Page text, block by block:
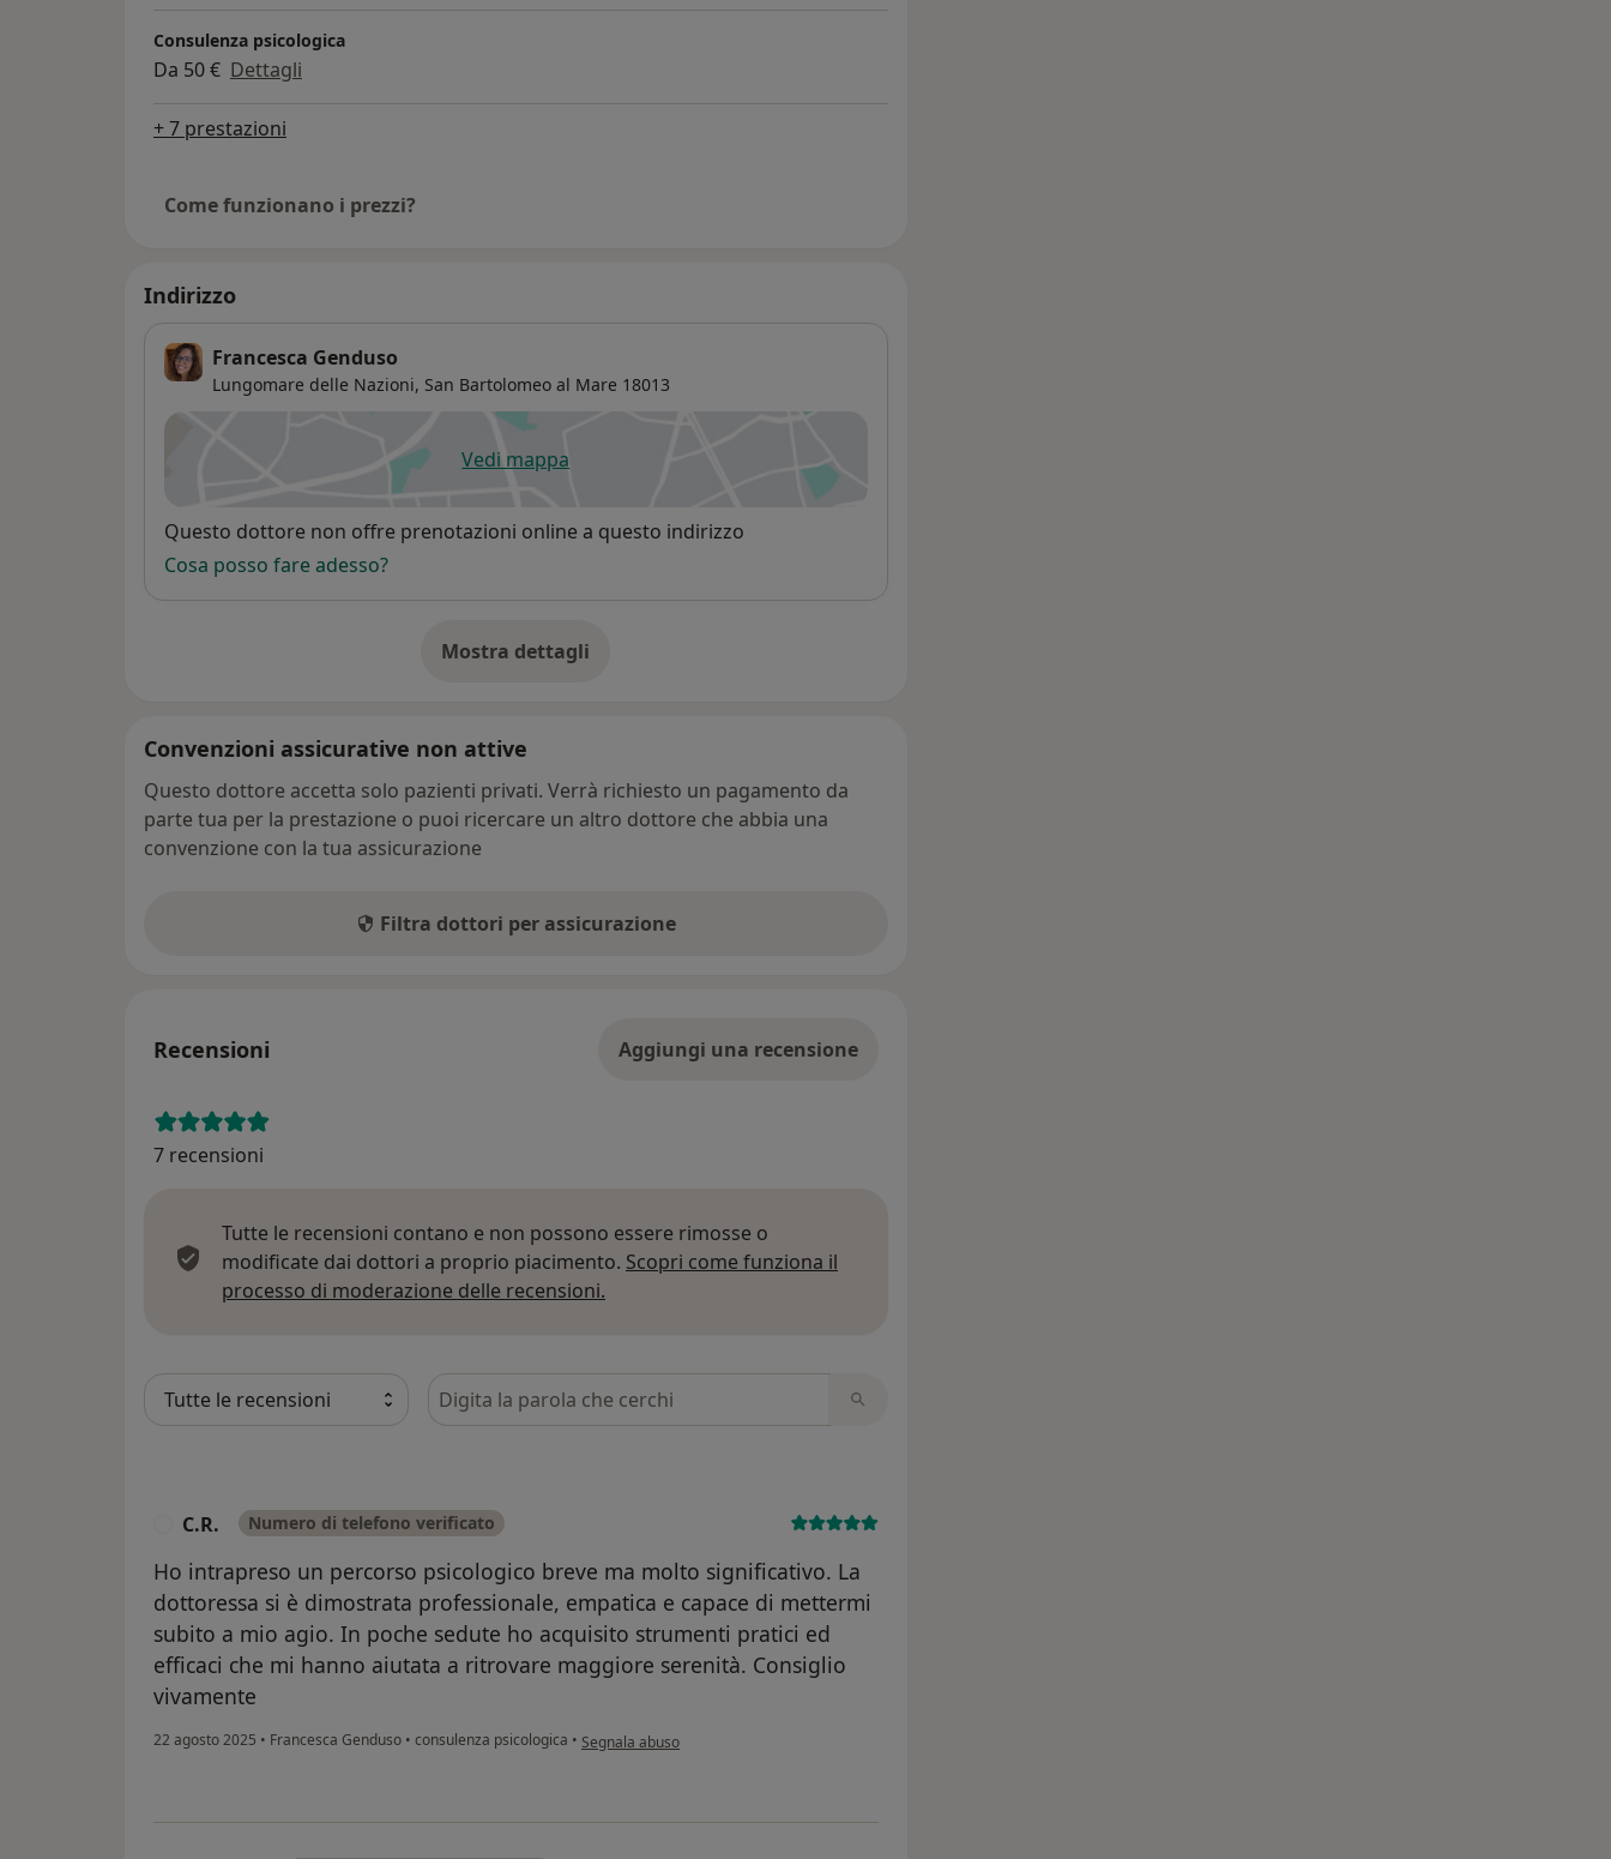
Consulenza psicologica
Da 50 € Dettagli
+ 7 prestazioni
Come funzionano i prezzi?
Indirizzo
Francesca Genduso
Lungomare delle Nazioni, San Bartolomeo al Mare 18013
Vedi mappasi apre in una nuova scheda
Disponibilità
Questo dottore non offre prenotazioni online a questo indirizzo
Cosa posso fare adesso?
Mostra dettagli
sull'indirizzo
Convenzioni assicurative non attive
Questo dottore accetta solo pazienti privati. Verrà richiesto un pagamento da
parte tua per la prestazione o puoi ricercare un altro dottore che abbia una
convenzione con la tua assicurazione
Filtra dottori per assicurazione
Recensioni Aggiungi una recensione
7 recensioni
Tutte le recensioni contano e non possono essere rimosse o
modificate dai dottori a proprio piacimento. Scopri come funziona il
processo di moderazione delle recensioni.
Cerca nelle recensioni
C.R. Numero di telefono verificato
Ho intrapreso un percorso psicologico breve ma molto significativo. La
dottoressa si è dimostrata professionale, empatica e capace di mettermi
subito a mio agio. In poche sedute ho acquisito strumenti pratici ed
efficaci che mi hanno aiutata a ritrovare maggiore serenità. Consiglio
vivamente
22 agosto 2025 • Francesca Genduso • consulenza psicologica • secondo l'opinione dell'utente C.R.
Segnala abuso